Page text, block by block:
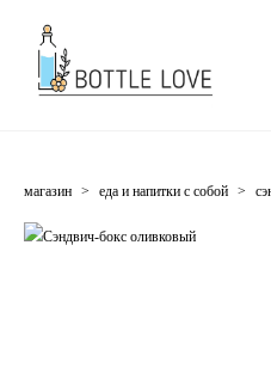
магазин > еда и напитки с собой >